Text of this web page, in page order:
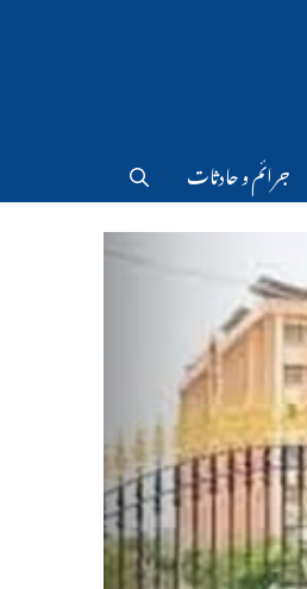
جرائم و حادثات